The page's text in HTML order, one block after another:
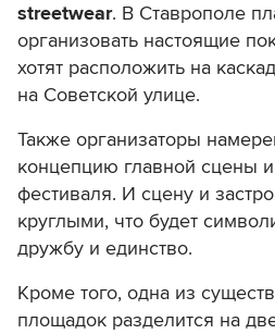
streetwear. В Ставрополе
организовать настоящие
хотят расположить на
на Советской улице.
Также организаторы
концепцию главной сцены
фестиваля. И сцену и
круглыми, что будет
дружбу и единство.
Кроме того, одна из
площадок разделится на